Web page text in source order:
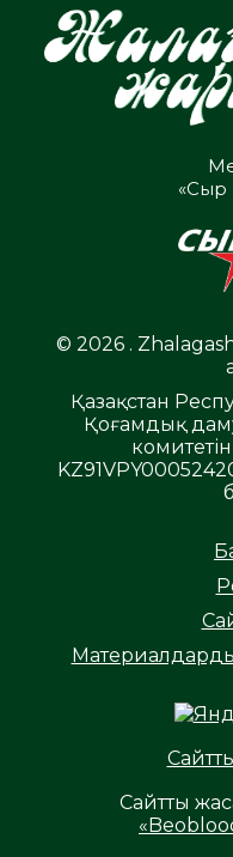
© 2026 .
Қазақстан
Қоғамдық
Сайтты